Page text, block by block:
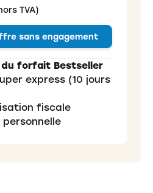
TVA)
sans engagement
du forfait Bestseller
express (10 jours
fiscale